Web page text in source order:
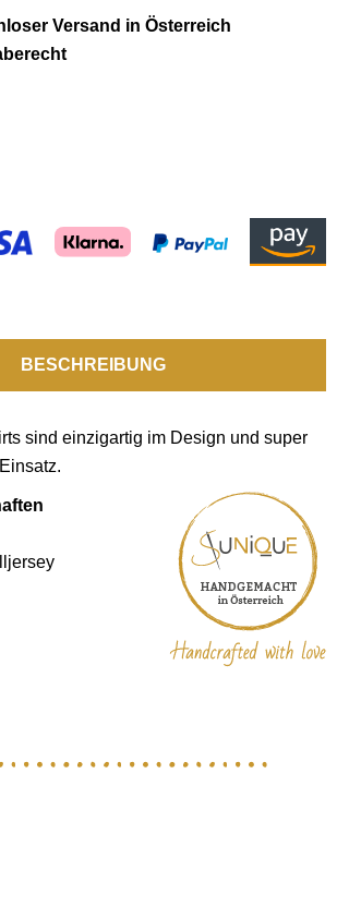
Versand in Österreich
BESCHREIBUNG
sind einzigartig im Design und super